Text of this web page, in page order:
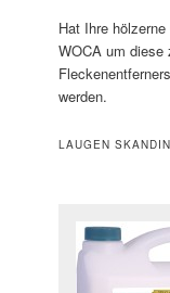
Hat Ihre
WOCA um diese
werden.
LAUGEN